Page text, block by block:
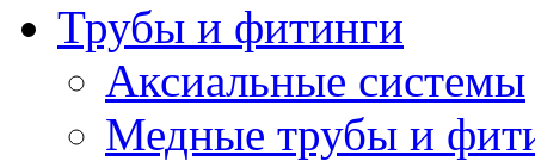
Трубы и фитинги
Аксиальные системы
Медные трубы и